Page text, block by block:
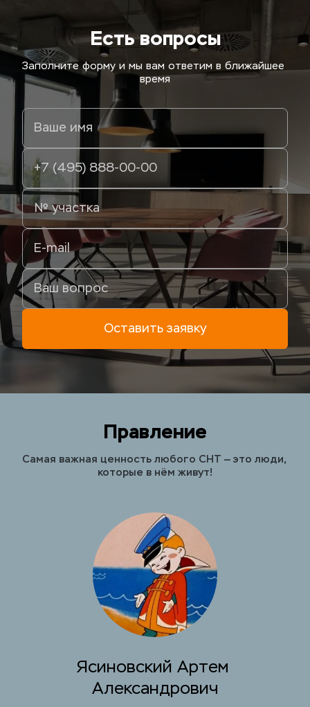
Есть вопросы
Заполните форму и мы вам ответим в ближайшее
время
Оставить заявку
Правление
Самая важная ценность любого СНТ — это люди,
которые в нём живут!
Ясиновский Артем
Александрович